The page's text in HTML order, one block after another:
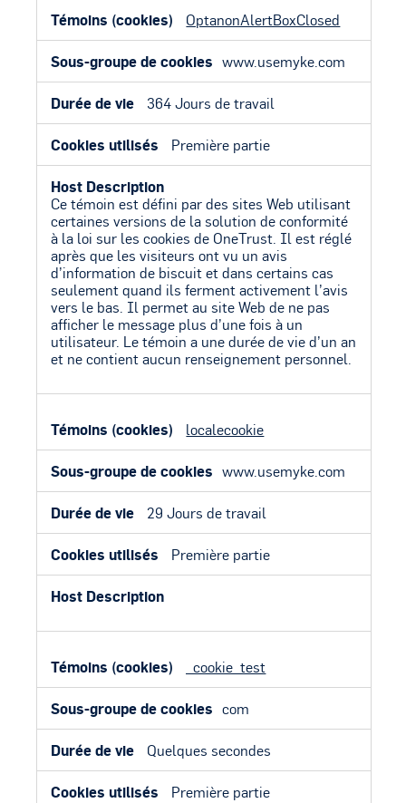
OptanonAlertBoxClosed
www.usemyke.com
364 Jours de travail
Première partie
Ce témoin est défini par des sites Web utilisant
certaines versions de la solution de conformité
à la loi sur les cookies de OneTrust. Il est réglé
après que les visiteurs ont vu un avis
d’information de biscuit et dans certains cas
seulement quand ils ferment activement l’avis
vers le bas. Il permet au site Web de ne pas
afficher le message plus d’une fois à un
utilisateur. Le témoin a une durée de vie d’un an
et ne contient aucun renseignement personnel.
localecookie
www.usemyke.com
29 Jours de travail
Première partie
_cookie_test
com
Quelques secondes
Première partie